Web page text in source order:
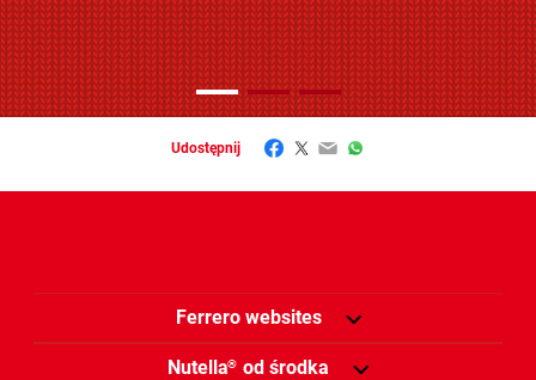
Udostępnij Facebook
Twitter
EmailWhatsApp
Ferrero websites
Nutella® od środka